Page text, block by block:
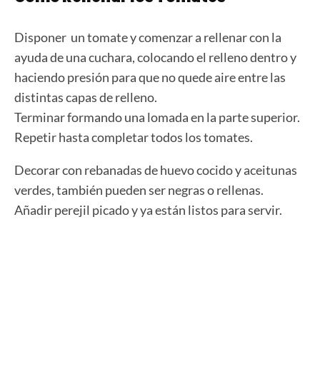
Disponer un tomate y comenzar a rellenar con la
ayuda de una cuchara, colocando el relleno dentro y
haciendo presión para que no quede aire entre las
distintas capas de relleno.
Terminar formando una lomada en la parte superior.
Repetir hasta completar todos los tomates.
Decorar con rebanadas de huevo cocido y aceitunas
verdes, también pueden ser negras o rellenas.
Añadir perejil picado y ya están listos para servir.